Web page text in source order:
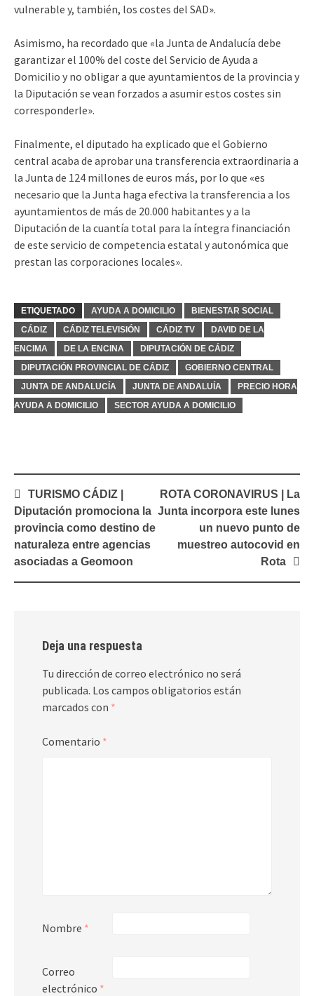
vulnerable y, también, los costes del SAD».
Asimismo, ha recordado que «la Junta de Andalucía debe
garantizar el 100% del coste del Servicio de Ayuda a
Domicilio y no obligar a que ayuntamientos de la provincia y
la Diputación se vean forzados a asumir estos costes sin
corresponderle».
Finalmente, el diputado ha explicado que el Gobierno
central acaba de aprobar una transferencia extraordinaria a
la Junta de 124 millones de euros más, por lo que «es
necesario que la Junta haga efectiva la transferencia a los
ayuntamientos de más de 20.000 habitantes y a la
Diputación de la cuantía total para la íntegra financiación
de este servicio de competencia estatal y autonómica que
prestan las corporaciones locales».
ETIQUETADO AYUDA A DOMICILIO
BIENESTAR SOCIAL
CÁDIZ
CÁDIZ TELEVISIÓN CÁDIZ TV
DAVID DE LA
ENCIMA
DE LA ENCINA
DIPUTACIÓN DE CÁDIZ
DIPUTACIÓN PROVINCIAL DE CÁDIZ
GOBIERNO CENTRAL
JUNTA DE ANDALUCÍA
JUNTA DE ANDALUÍA
PRECIO HORA
AYUDA A DOMICILIO
SECTOR AYUDA A DOMICILIO
Navegación
de
entradas
TURISMO CÁDIZ |
Diputación promociona la
provincia como destino de
naturaleza entre agencias
asociadas a Geomoon
ROTA CORONAVIRUS | La
Junta incorpora este lunes
un nuevo punto de
muestreo autocovid en
Rota
Deja una respuesta
Tu dirección de correo electrónico no será
publicada. Los campos obligatorios están
marcados con *
Comentario *
Nombre *
Correo
electrónico *